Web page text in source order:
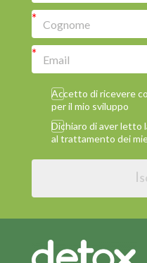
Accetto di ricevere
per il mio sviluppo
Dichiaro di aver letto
al trattamento dei